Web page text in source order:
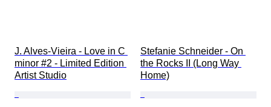
J. Alves-Vieira - Love in C
minor #2 - Limited Edition
Artist Studio
Stefanie Schneider - On
the Rocks II (Long Way
Home)